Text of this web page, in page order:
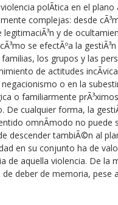
polÃ­tica en el
complejas: desde
y de
se efectÃºa la
los grupos y las
de actitudes
o en la
o familiarmente
De cualquier forma, la
omnÃ­modo no puede
descender tambiÃ©n al
en su conjunto ha de
de aquella violencia. De la
deber de memoria, pese